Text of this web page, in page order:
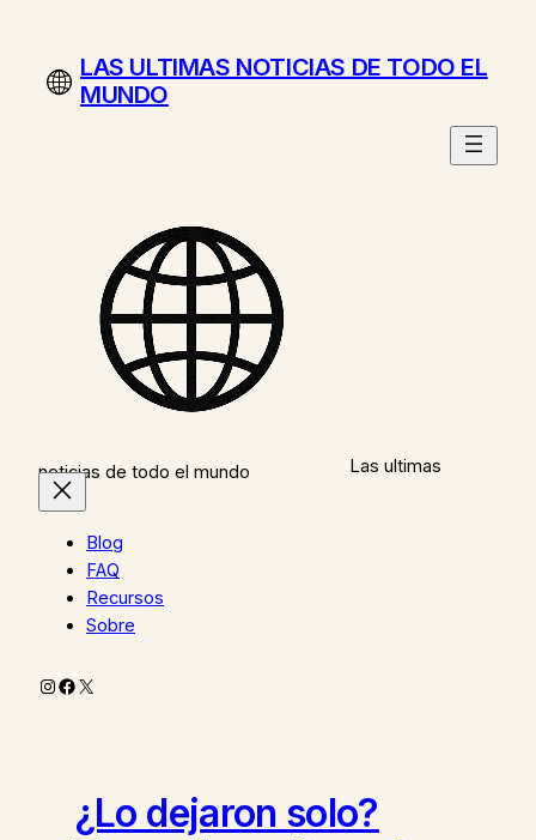
contenidoLAS ULTIMAS NOTICIAS DE TODO EL
MUNDO
Las ultimas
noticias de todo el mundo
Blog
FAQ
Recursos
Sobre
Instagram
Facebook
X
¿Lo dejaron solo?